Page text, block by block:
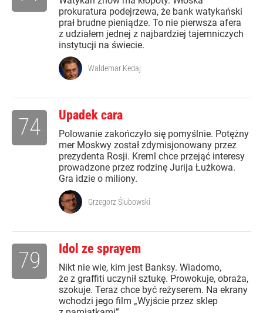
prokuratura podejrzewa, że bank watykański
prał brudne pieniądze. To nie pierwsza afera
z udziałem jednej z najbardziej tajemniczych
instytucji na świecie.
Waldemar Kedaj
Upadek cara
Polowanie zakończyło się pomyślnie. Potężny
mer Moskwy został zdymisjonowany przez
prezydenta Rosji. Kreml chce przejąć interesy
prowadzone przez rodzinę Jurija Łużkowa.
Gra idzie o miliony.
74
Grzegorz Ślubowski
Idol ze sprayem
Nikt nie wie, kim jest Banksy. Wiadomo,
że z graffiti uczynił sztukę. Prowokuje, obraża,
szokuje. Teraz chce być reżyserem. Na ekrany
wchodzi jego film „Wyjście przez sklep
79